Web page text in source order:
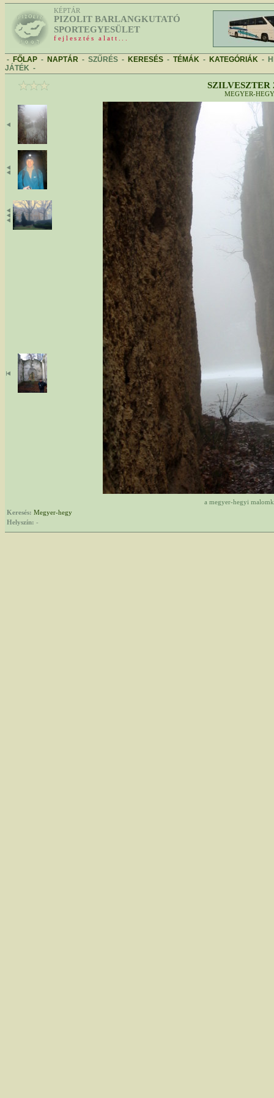
KÉPTÁR
PIZOLIT BARLANGKUTATÓ
SPORTEGYESÜLET
fejlesztés alatt...
- FŐLAP - NAPTÁR - SZŰRÉS - KERESÉS - TÉMÁK - KATEGÓRIÁK -
JÁTÉK -
SZILVESZTER
MEGYER-HEGY
a megyer-hegyi
Keresés: Megyer-hegy
Helyszín: -